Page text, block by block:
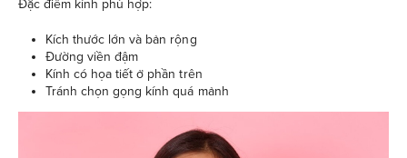
Đặc điểm kính phù hợp:
Kích thước lớn và bản rộng
Đường viền đậm
Kính có họa tiết ở phần trên
Tránh chọn gọng kính quá mảnh